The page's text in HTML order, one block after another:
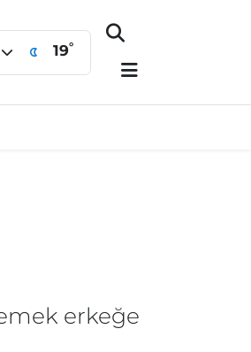
19°
erkeğe